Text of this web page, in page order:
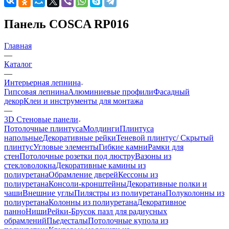
Панель COSCA RP016
Главная
—
Каталог
—
Интерьерная лепнина
Гипсовая лепнинаАлюминиевые профилиФасадный
декорКлеи и инструменты для монтажа
—
3D Стеновые панели
Потолочные плинтусаМолдингиПлинтуса
напольныеДекоративные рейкиТеневой плинтус/ Скрытый
плинтусУгловые элементыГибкие камниРамки для
стенПотолочные розетки под люструВазоны из
стекловолокнаДекоративные камины из
полиуретанаОбрамление дверейКессоны из
полиуретанаКонсоли-кронштейныДекоративные полки и
чашиВнешние углыПилястры из полиуретанаПолуколонны из
полиуретанаКолонны из полиуретанаДекоративное
панноНишиРейки-Брусок пазл для радиусных
обрамленийПьедесталыПотолочные купола из